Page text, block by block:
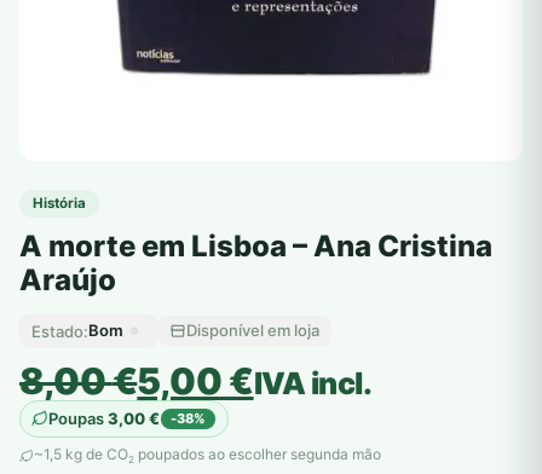
História
A morte em Lisboa – Ana Cristina
Araújo
Estado:Bom Disponível em loja
8,00€
O
preço
original
5,00€
O
preço
atual
IVA incl.
Poupas3,00€ -38%
~1,5 kg de CO2 poupados ao escolher segunda mão